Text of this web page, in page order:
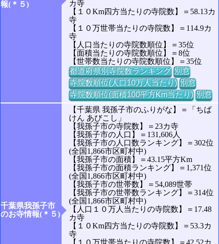
報(＊５)
カ寺
【１０Km四方当たりの寺院数】＝58.13カ
寺
【１０万世帯当たりの寺院数】＝114.9カ
寺
【人口当たりの寺院数順位】＝35位
【面積当たりの寺院数順位】＝8位
【世帯数当たりの寺院数順位】＝35位
都道府県別寺院数ランキング 別窓
寺院数順位(人口10万人当たり) 別窓
寺院数順位(面積100平方Km当たり) 別窓
千葉県我孫子市
のお寺情報(＊５)
【千葉県 我孫子市のふりがな】＝「ちば
けん あびこし」
【我孫子市の寺院数】＝23カ寺
【我孫子市の人口】＝131,606人
【我孫子市の人口数ランキング】＝302位
(全国1,866市区町村中)
【我孫子市の面積】＝43.15平方Km
【我孫子市の面積ランキング】＝1,371位
(全国1,866市区町村中)
【我孫子市の世帯数】＝54,089世帯
【我孫子市の世帯数ランキング】＝314位
(全国1,866市区町村中)
【人口１０万人当たりの寺院数】＝17.48
カ寺
【１０Km四方当たりの寺院数】＝53.3カ
寺